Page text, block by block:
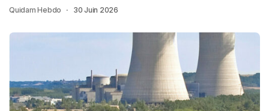
Quidam Hebdo 30 Juin 2026